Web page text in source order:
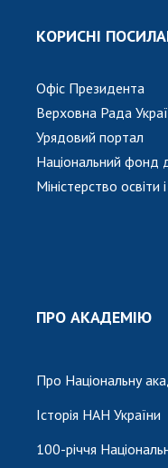
КОРИСНІ
Офіс Президента
Верховна Рада
Урядовий портал
Національний фонд
Міністерство освіти
ПРО АКАДЕМІЮ
Про Національну
Історія НАН України
100-річчя